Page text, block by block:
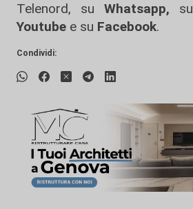
Telenord, su
Whatsapp, su
Youtube e su Facebook.
Condividi: